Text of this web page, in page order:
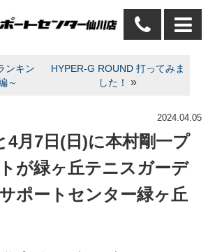
ンキン
～
HYPER-G ROUND 打ってみま
した！
»
2024.04.05
4月7日(日)に本村剛一プ
が緑ヶ丘テニスガーデ
ポートセンター緑ヶ丘